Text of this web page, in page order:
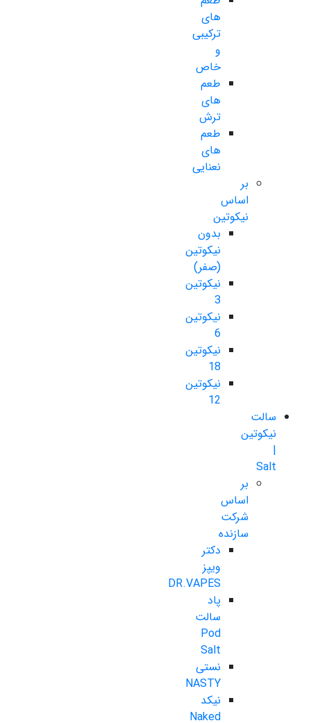
های
ترکیبی
و
خاص
طعم
های
ترش
طعم
های
نعنایی
بر
اساس
نیکوتین
بدون
نیکوتین
(صفر)
نیکوتین
3
نیکوتین
6
نیکوتین
18
نیکوتین
12
سالت
نیکوتین
|
Salt
بر
اساس
شرکت
سازنده
دکتر
ویپز
DR.VAPES
پاد
سالت
Pod
Salt
نستی
NASTY
نیکد
Naked